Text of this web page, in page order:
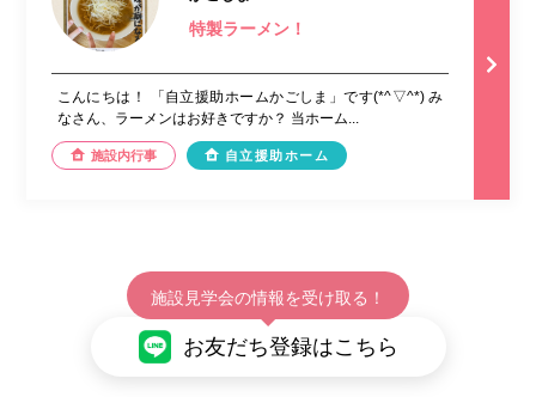
特製ラーメン！
こんにちは！ 「自立援助ホームかごしま」です(*^▽^*) み
なさん、ラーメンはお好きですか？ 当ホーム...
施設内行事 自立援助ホーム
施設見学会の情報を受け取る！
お友だち登録はこちら